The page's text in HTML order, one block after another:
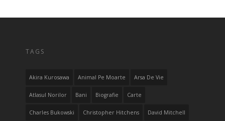
TAGS
Akira Kurosawa Animal Pe Moarte Arsa De Vie
Atlasul Norilor Bani Biografie Carte
Charles Bukowski Christopher Hitchens David Mitchell